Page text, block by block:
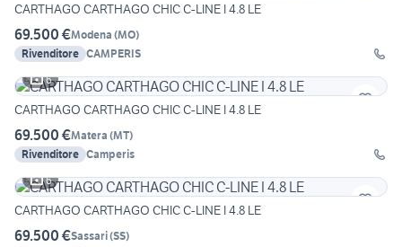
CARTHAGO CARTHAGO CHIC C-LINE I 4.8 LE
69.500 €Modena (MO)
Rivenditore CAMPERIS
6
CARTHAGO CARTHAGO CHIC C-LINE I 4.8 LE
69.500 €Matera (MT)
Rivenditore Camperis
6
CARTHAGO CARTHAGO CHIC C-LINE I 4.8 LE
69.500 €Sassari(SS)